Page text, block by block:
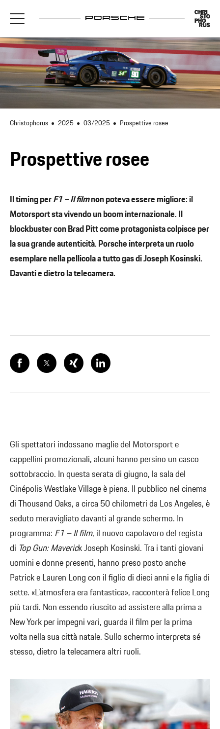
Christophorus 2025 03/2025 Prospettive rosee
Prospettive rosee
Il timing perF1 – Il filmnon poteva essere migliore: il
Motorsport sta vivendo un boom internazionale. Il
blockbuster con Brad Pitt come protagonista colpisce per
la sua grande autenticità. Porsche interpreta un ruolo
esemplare nella pellicola a tutto gas di Joseph Kosinski.
Davanti e dietro la telecamera.
Gli spettatori indossano maglie del Motorsport e
cappellini promozionali, alcuni hanno persino un casco
sottobraccio. In questa serata di giugno, la sala del
Cinépolis Westlake Village è piena. Il pubblico nel cinema
di Thousand Oaks, a circa 50 chilometri da Los Angeles, è
seduto meravigliato davanti al grande schermo. In
programma: F1 – Il film, il nuovo capolavoro del regista
di Top Gun: Maverick Joseph Kosinski. Tra i tanti giovani
uomini e donne presenti, hanno preso posto anche
Patrick e Lauren Long con il figlio di dieci anni e la figlia di
sette. «L’atmosfera era fantastica», racconterà felice Long
più tardi. Non essendo riuscito ad assistere alla prima a
New York per impegni vari, guarda il film per la prima
volta nella sua città natale. Sullo schermo interpreta sé
stesso, dietro la telecamera altri ruoli.